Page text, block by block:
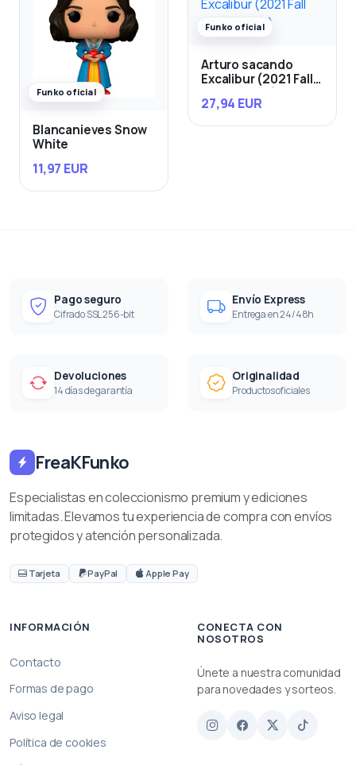
Funko oficial
Blancanieves Snow
White
11,97 EUR
Funko oficial
Arturo sacando
Excalibur (2021 Fall
27,94 EUR
Pago seguro
Cifrado SSL 256-bit
Envío Express
Entrega en 24/48h
Devoluciones
14 días de garantía
Originalidad
Productos oficiales
FreaKFunko
Especialistas en coleccionismo premium y ediciones
limitadas. Elevamos tu experiencia de compra con envíos
protegidos y atención personalizada.
Tarjeta PayPal Apple Pay
INFORMACIÓN
Contacto
Formas de pago
Aviso legal
Política de cookies
CONECTA CON
NOSOTROS
Únete a nuestra comunidad
para novedades y sorteos.